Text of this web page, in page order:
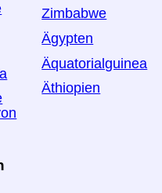
Zimbabwe
Ägypten
Äquatorialguinea
Äthiopien